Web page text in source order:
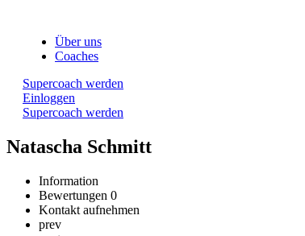
Über uns
Coaches
Supercoach werden
Einloggen
Supercoach werden
Natascha Schmitt
Information
Bewertungen 0
Kontakt aufnehmen
prev